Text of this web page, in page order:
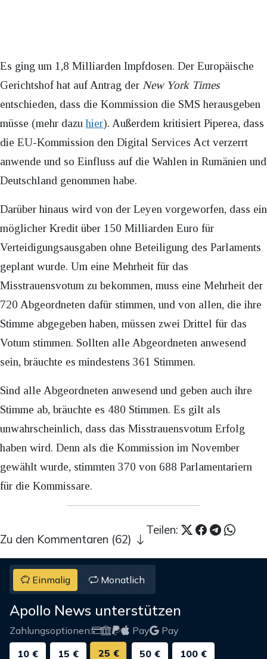
Es ging um 1,8 Milliarden Impfdosen. Der Europäische
Gerichtshof hat auf Antrag der New York Times
entschieden, dass die Kommission die SMS herausgeben
müsse (mehr dazuhier). Außerdem kritisiert Piperea, dass
die EU-Kommission den Digital Services Act verzerrt
anwende und so Einfluss auf die Wahlen in Rumänien und
Deutschland genommen habe.
Darüber hinaus wird von der Leyen vorgeworfen, dass ein
möglicher Kredit über 150 Milliarden Euro für
Verteidigungsausgaben ohne Beteiligung des Parlaments
geplant wurde. Um eine Mehrheit für das
Misstrauensvotum zu bekommen, muss eine Mehrheit der
720 Abgeordneten dafür stimmen, und von allen, die ihre
Stimme abgegeben haben, müssen zwei Drittel für das
Votum stimmen. Sollten alle Abgeordneten anwesend
sein, bräuchte es mindestens 361 Stimmen.
Sind alle Abgeordneten anwesend und geben auch ihre
Stimme ab, bräuchte es 480 Stimmen. Es gilt als
unwahrscheinlich, dass das Misstrauensvotum Erfolg
haben wird. Denn als die Kommission im November
gewählt wurde, stimmten 370 von 688 Parlamentariern
für die Kommissare.
Teilen:
Zu den Kommentaren (62)
Einmalig Monatlich
Apollo News unterstützen
Zahlungsoptionen: Pay
Pay
10 €
15 € 25 € 50 € 100 €